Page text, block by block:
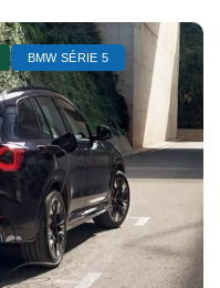
BMW SÉRIE 5